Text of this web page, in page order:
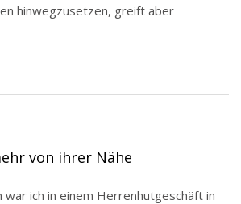
hinwegzusetzen, greift aber
von ihrer Nähe
war ich in einem Herrenhutgeschäft in